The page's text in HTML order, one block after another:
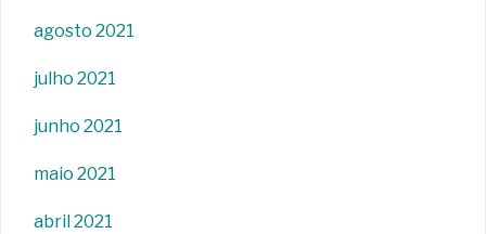
agosto 2021
julho 2021
junho 2021
maio 2021
abril 2021